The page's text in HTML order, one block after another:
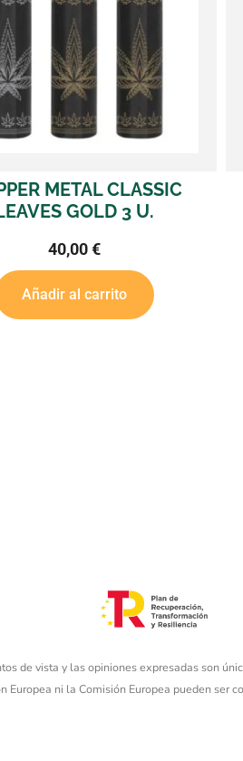
CLIPPER CLASSIC 48
MODELO #06
Añadir al carrito
de vista y las opiniones expresadas son
Europea ni la Comisión Europea pueden ser